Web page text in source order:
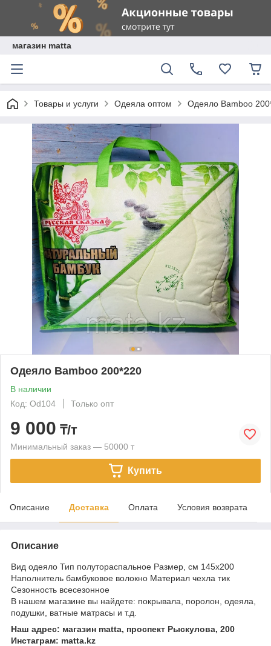
магазин matta
Товары и услуги Одеяла оптом Одеяло Bamboo
Одеяло Bamboo 200*220
В наличии
Код: Od104
Только опт
9 000 ₸/т
Минимальный заказ — 50000 т
Купить
Описание Доставка Оплата Условия возврата
Описание
Вид одеяло Тип полутораспальное Размер, см 145x200
Наполнитель бамбуковое волокно Материал чехла тик
Сезонность всесезонное
В нашем магазине вы найдете: покрывала, поролон, одеяла,
подушки, ватные матрасы и т.д.
Наш адрес: магазин matta, проспект Рыскулова, 200
Инстаграм: matta.kz